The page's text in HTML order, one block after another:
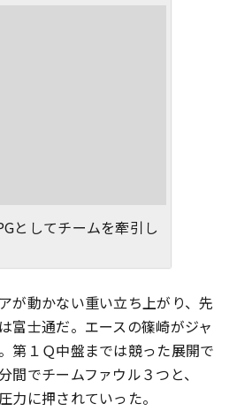
としてチームを牽引し
が動かない重い立ち上がり、先
富士通だ。エースの篠崎がジャ
第１Ｑ中盤までは競った展開で
間でチームファウル３つと、
力に押されていった。